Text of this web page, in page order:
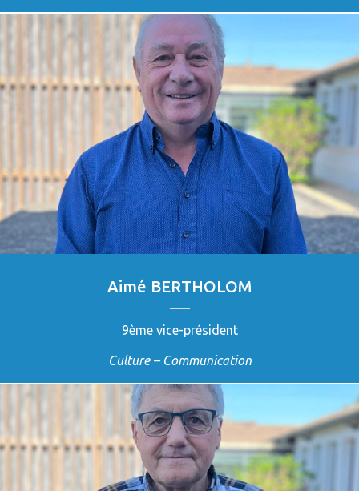
Aimé BERTHOLOM
9ème vice-président
Culture – Communication